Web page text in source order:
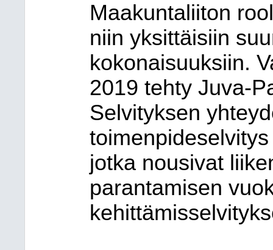
Maakuntaliiton
niin yksittäisiin
kokonaisuuksiin.
2019 tehty Juva-
Selvityksen
jotka nousivat
parantamisen